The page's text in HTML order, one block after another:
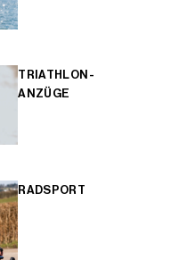
TRIATHLON-
ANZÜGE
RADSPORT